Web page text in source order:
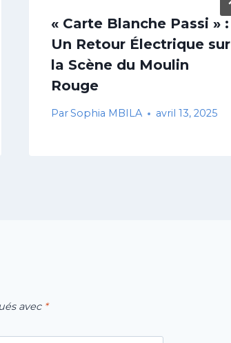
« Carte Blanche Passi » :
Un Retour Électrique sur
la Scène du Moulin
Rouge
ParSophia MBILA avril 13, 2025
avec *